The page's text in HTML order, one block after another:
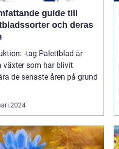
guide till
och deras
-tag Palettblad är
växter som har blivit
de senaste åren på grund
2024